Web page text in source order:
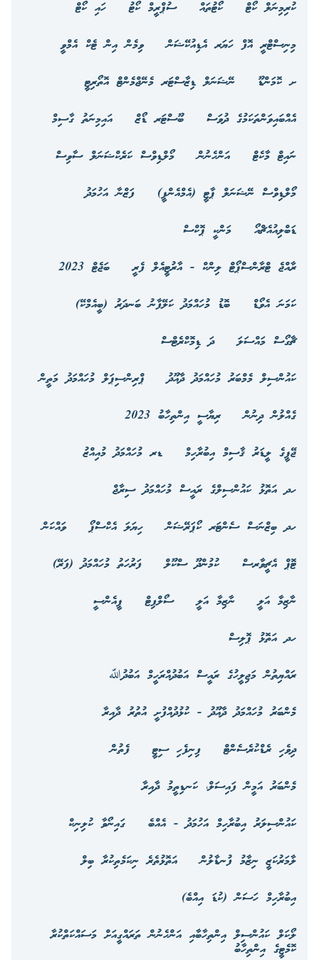
ކުރިމިނަލް ކޯޓް ކޯޓުތައް ސުޕްރީމް ކޯޓު
ހައި ކޯޓް
މިނިސްޓްރީ އޮފް ހަޔަރ އެޑިއުކޭޝަން
ވިމެން އިން ޓެކް އެމްވީ
ށ ކޮމަންޑޫ
ނޭޝަނަލް ޑިޒާސްޓަރ މެނޭޖްމެންޓް އޮތޯރިޓީ
އެއްބައިވަންތަކަމުގެ ދުވަސް
ބޫސްޓަރ ޑޯޒް
އައިމިނަތު ގާސިމް
ނައިޓް މާކެޓް
އަންހެނުން
މޯލްޑިވްސް ކަރެކްޝަނަލް ސާވިސް
މޯލްޑިވްސް ނޭޝަނަލް ޕާޓީ (އެމްއެންޕީ)
ފަޒްނާ އަހުމަދު
ޑަބްލިއުއެޗްއޯ
މަންކީ ޕޮކްސް
ރާއްޖެ ޓްރާންސްޕޯޓް ލިންކް - އާރުޓީއެލް ފެރީ
ބަޖެޓް 2023
ކަމަނަ އެވޯޑް
ބޮޑު މުހައްމަދު ކަލޭފާނު ބަނދަރު (ބީއެމްކޭ)
ޗާގޯސް މައްސަލަ
ދަ ޑިމޮކްރެޓްސް
ކައުންސިލް މެމްބަރު މުހައްމަދު ދާއޫދު
ޕްރިންސިޕަލް މުހައްމަދު މަތީން
ގެއްލުން ދިނުން
ރިޔާސީ އިންތިހާބު 2023
ޖޭޕީގެ ލީޑަރު ޤާސިމް އިބުރާހިމް
ޑރ މުހައްމަދު މުއިއްޒު
ހދ އަތޮޅު ކައުންސިލްގެ ރައީސް މުހައްމަދު ސިރާޖް
ހދ ބިޒްނަސް ސެންޓަރ ކޯޕަރޭޝަން
ހިޔަލަ އެކްސްޕޯ
ވައްކަން
ޓޮޕް އެޗީވާރސް
ކުމުންދޫ ސްކޫލް
ފަރުހަތު މުހައްމަދު (ފަރޭ)
ނާޒިމާ އަލީ
ނާޒިމާ އަލީ ސޯލްފިޓް
ޕީއެންސީ
ހދ އަތޮޅު ޕޮލިސް
ރައްޔިތުން މަޖިލީހުގެ ރައީސް އަބުދުއްރަހީމް އަބުދުﷲ
މެންބަރު މުހައްމަދު ދާއޫދު - ކުޅުދުއްފުށީ އުތުރު ދާއިރާ
ދިވެހި ރެޑްކުރެސެންޓް
ފިނިފެހި ސިޓީ
ފެތުން
މެންބަރު އަމީން ފައިސަލް، ކަނޑިތީމު ދާއިރާ
ކައުންސިލަރު އިބުރާހިމް އަހުމަދު - އެއްބެ
ގައިނޯވާ ކުލިނިކް
ލާމަރުކަޒީ ނިޒާމު ފުނޑާލުން
އަތޮޅުތެރެ ނިކަމެތިކުރާ ބިލް
އިބުރާހިމް ހަސަން (ކުޑަ އިއްބެ)
ލޯކަލް ކައުންސިލް އިންތިހާބާއި އަންހެނުން ތަރައްގީއަށް މަސައްކަތްކުރާ
ކޮމެޓީގެ އިންތިހާބު